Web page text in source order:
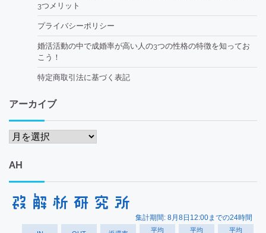
3つメリット
プライバシーポリシー
婚活活動の中で成婚率が高い人の3つの性格の特徴を知ってお
こう！
特定商取引法に基づく表記
アーカイブ
ア
カ
イ
AH